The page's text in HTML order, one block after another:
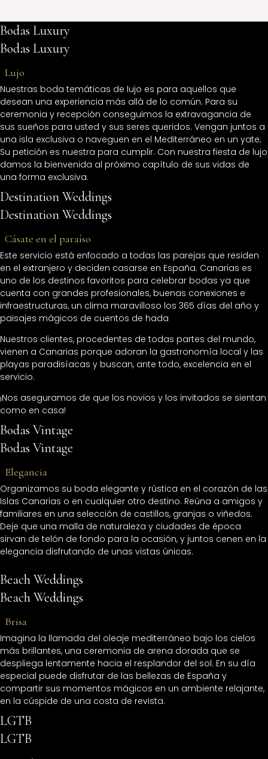
Bodas Luxury
Bodas Luxury
Lujo
Nuestras boda temáticas de lujo es para aquellos que
desean una experiencia más allá de lo común. Para su
ceremonia y recepción conseguimos la extravagancia de
sus sueños para usted y sus seres queridos. Vengan juntos a
una isla exclusiva o naveguen en el Mediterráneo en un yate;
Su petición es nuestra para cumplir. Con nuestra fiesta de lujo
damos la bienvenida al próximo capítulo de sus vidas de
una forma exclusiva.
Destination Weddings
Destination Weddings
Cásate en el paraíso
Este servicio está enfocado a todas las parejas que residen
en el extranjero y deciden casarse en España. Canarias es
uno de los destinos favoritos para celebrar bodas ya que
cuenta con grandes profesionales, buenas conexiones e
infraestructuras, un clima maravilloso los 365 días del año y
paisajes mágicos de cuentos de hada
Nuestros clientes, procedentes de todas partes del mundo,
vienen a Canarias porque adoran la gastronomía local y las
playas paradisíacas y buscan, ante todo, excelencia en el
servicio.
¡Nos aseguramos de que los novios y los invitados se sientan
como en casa!
Bodas Vintage
Bodas Vintage
Elegancia
Organizamos su boda elegante y rústica en el corazón de las
Islas Canarias o en cualquier otro destino. Reúna a amigos y
familiares en una selección de castillos, granjas o viñedos.
Deje que una malla de naturaleza y ciudades de época
sirvan de telón de fondo para la ocasión, y juntos cenen en la
elegancia disfrutando de unas vistas únicas.
Beach Weddings
Beach Weddings
Brisa
Imagina la llamada del oleaje mediterráneo bajo los cielos
más brillantes, una ceremonia de arena dorada que se
despliega lentamente hacia el resplandor del sol. En su día
especial puede disfrutar de las bellezas de España y
compartir sus momentos mágicos en un ambiente relajante,
en la cúspide de una costa de revista.
LGTB
LGTB